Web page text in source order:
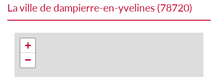
la ville de dampierre-en-yvelines (78720)
+
−